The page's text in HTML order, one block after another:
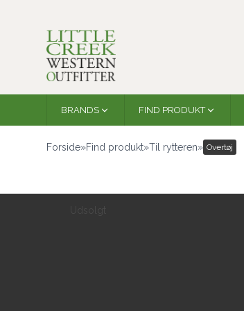
BRANDS FIND PRODUKT
Forside»Find produkt»Til rytteren» Overtøj